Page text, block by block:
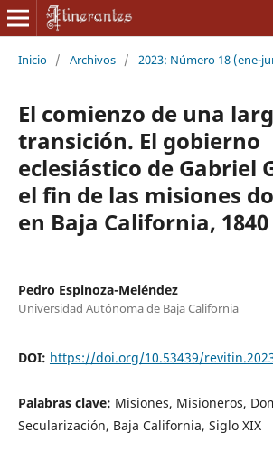
Inicio / Archivos / 2023: Número 18 (ene-
El comienzo de una
transición. El gobierno
eclesiástico de Gabriel
el fin de las misiones
en Baja California, 1840
Pedro Espinoza-Meléndez
Universidad Autónoma de Baja California
DOI: https://doi.org/10.53439/
Palabras clave: Misiones, Misioneros,
Secularización, Baja California, Siglo XIX